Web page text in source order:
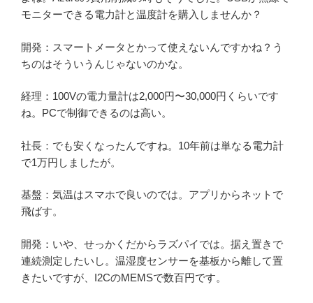
モニターできる電力計と温度計を購入しませんか？
開発：スマートメータとかって使えないんですかね？う
ちのはそういうんじゃないのかな。
経理：100Vの電力量計は2,000円〜30,000円くらいです
ね。PCで制御できるのは高い。
社長：でも安くなったんですね。10年前は単なる電力計
で1万円しましたが。
基盤：気温はスマホで良いのでは。アプリからネットで
飛ばす。
開発：いや、せっかくだからラズパイでは。据え置きで
連続測定したいし。温湿度センサーを基板から離して置
きたいですが、I2CのMEMSで数百円です。